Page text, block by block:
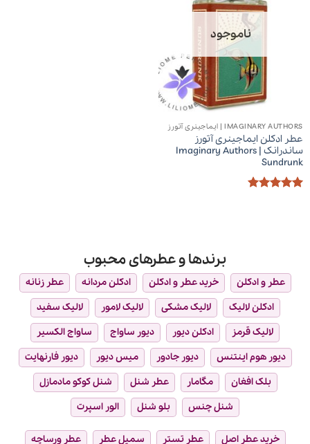
ناموجود
IMAGINARY AUTHORS | ایماجینری آتورز
عطر ادکلن ایماجینری آتورز
ساندرانک | Imaginary Authors
Sundrunk
برندها و عطرهای محبوب
عطر و ادکلن خرید عطر و ادکلن ادکلن مردانه
عطر زنانه
ادکلن لالیک
لالیک مشکی لالیک لامور
لالیک سفید
لالیک قرمز
ادکلن دیور دیور ساواج
ساواج الکسیر
دیور هوم اینتنس
دیور جادور میس دیور
دیور فارنهایت
بلک افغان
مگامار عطر شنل
شنل کوکو مادمازل
شنل چنس
بلو شنل الور اسپرت
خرید عطر اصل عطر تستر سمپل عطر
عطر ورساچه